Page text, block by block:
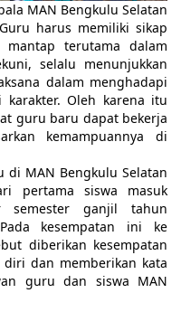
MAN Bengkulu Selatan
harus memiliki sikap
mantap terutama dalam
selalu menunjukkan
dalam menghadapi
karakter. Oleh karena itu
guru baru dapat bekerja
kemampuannya di
di MAN Bengkulu Selatan
pertama siswa masuk
semester ganjil tahun
kesempatan ini ke
diberikan kesempatan
dan memberikan kata
guru dan siswa MAN